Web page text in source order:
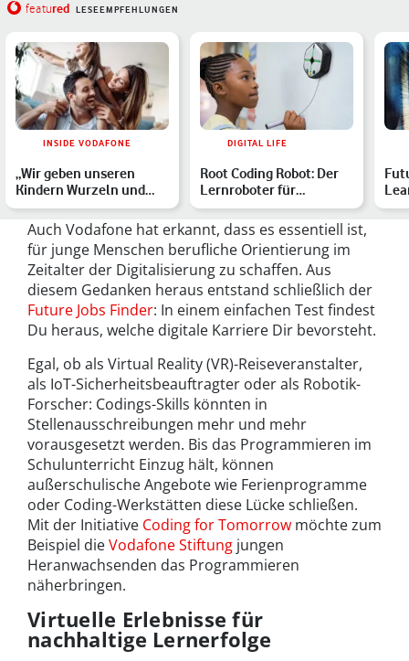
featured LESEEMPFEHLUNGEN
INSIDE VODAFONE
„Wir geben unseren
Kindern Wurzeln und
Flügel!“ – Mit der V-Kids
DIGITAL LIFE
Root Coding Robot: Der
Lernroboter für
angehende
Programmierer
Auch Vodafone hat erkannt, dass es essentiell ist,
für junge Menschen berufliche Orientierung im
Zeitalter der Digitalisierung zu schaffen. Aus
diesem Gedanken heraus entstand schließlich der
Future Jobs Finder: In einem einfachen Test findest
Du heraus, welche digitale Karriere Dir bevorsteht.
Egal, ob als Virtual Reality (VR)-Reiseveranstalter,
als IoT-Sicherheitsbeauftragter oder als Robotik-
Forscher: Codings-Skills könnten in
Stellenausschreibungen mehr und mehr
vorausgesetzt werden. Bis das Programmieren im
Schulunterricht Einzug hält, können
außerschulische Angebote wie Ferienprogramme
oder Coding-Werkstätten diese Lücke schließen.
Mit der Initiative Coding for Tomorrow möchte zum
Beispiel dieVodafone Stiftung jungen
Heranwachsenden das Programmieren
näherbringen.
Virtuelle Erlebnisse für
nachhaltige Lernerfolge